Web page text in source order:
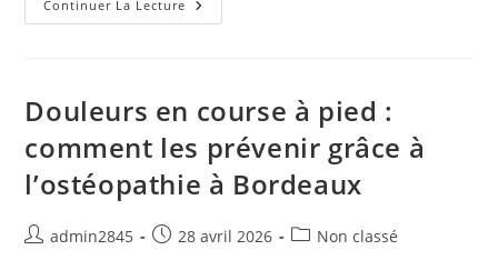
Continuer La Lecture Douleur
Et
Complet
Pas
Toujours
La
Meilleure
Douleurs en course à pied :
comment les prévenir grâce à
l’ostéopathie à Bordeaux
Auteur/autrice
admin2845
Publication
28 avril 2026
PostNon classé